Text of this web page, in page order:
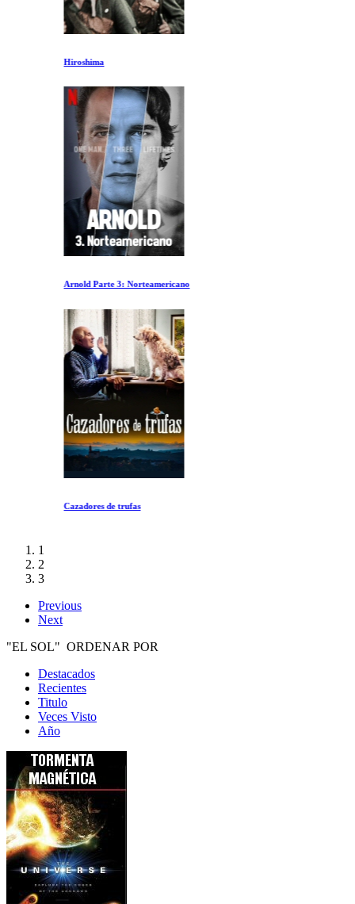
Hiroshima
Arnold Parte 3: Norteamericano
Cazadores de trufas
1
2
3
Previous
Next
"EL SOL" ORDENAR POR
Destacados
Recientes
Titulo
Veces Visto
Año